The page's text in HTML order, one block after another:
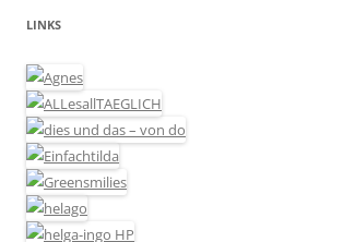
LINKS